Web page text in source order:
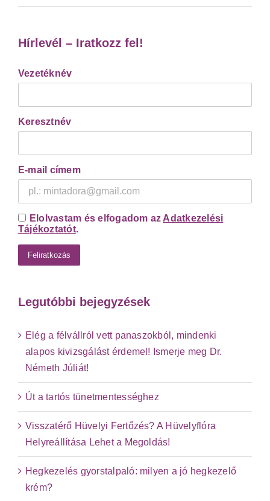
Hírlevél – Iratkozz fel!
Vezetéknév
Keresztnév
E-mail címem
Elolvastam és elfogadom az Adatkezelési
Tájékoztatót.
Legutóbbi bejegyzések
Elég a félvállról vett panaszokból, mindenki
alapos kivizsgálást érdemel! Ismerje meg Dr.
Németh Júliát!
Út a tartós tünetmentességhez
Visszatérő Hüvelyi Fertőzés? A Hüvelyflóra
Helyreállítása Lehet a Megoldás!
Hegkezelés gyorstalpaló: milyen a jó hegkezelő
krém?